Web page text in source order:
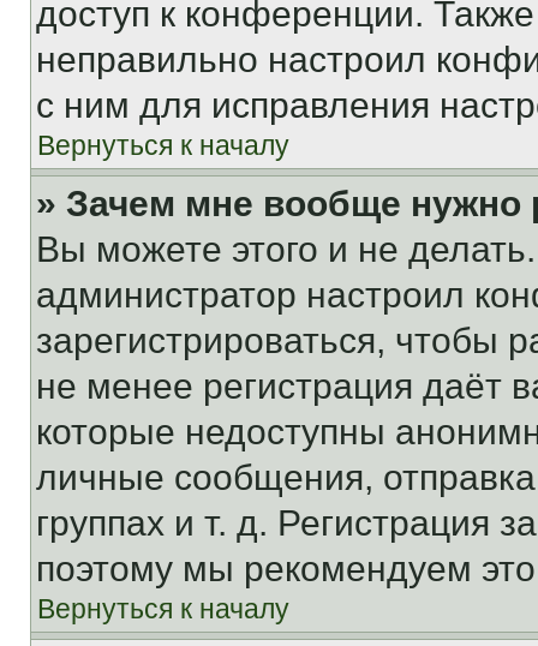
доступ к конференции.
неправильно настроил
с ним для исправления
Вернуться к началу
» Зачем мне вообще нужно
Вы можете этого и не
администратор настроил
зарегистрироваться, чтобы
не менее регистрация даёт
которые недоступны
личные сообщения,
группах и т. д. Регистрация
поэтому мы рекомендуем
Вернуться к началу